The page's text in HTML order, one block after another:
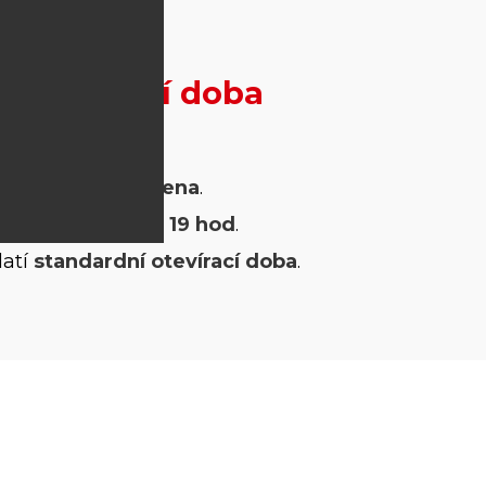
otevírací doba
uzavřena.
16 do 19 hod.
standardní otevírací doba.